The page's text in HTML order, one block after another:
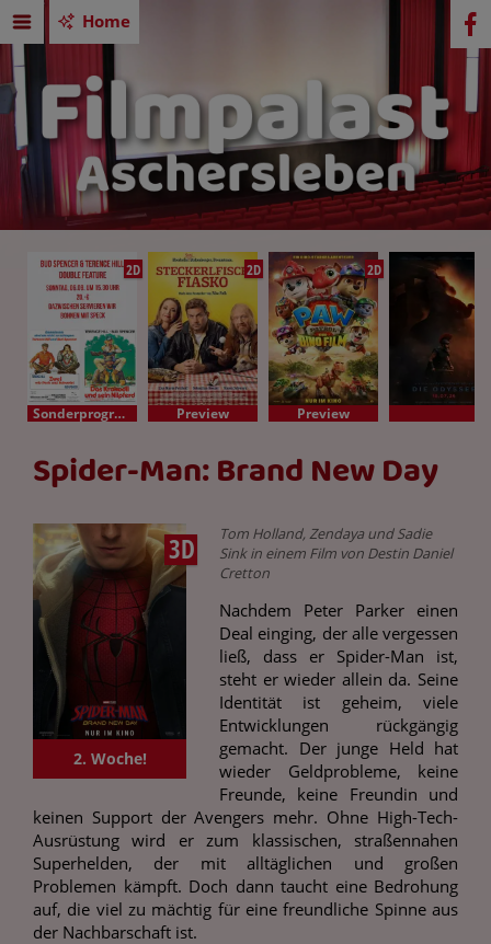
Home
2D
Sonderprogramm
2D
Preview
2D
Preview
Spider-Man: Brand New Day
3D
2. Woche!
Tom Holland, Zendaya und Sadie
Sink in einem Film von Destin Daniel
Cretton
Nachdem Peter Parker einen
Deal einging, der alle vergessen
ließ, dass er Spider-Man ist,
steht er wieder allein da. Seine
Identität ist geheim, viele
Entwicklungen rückgängig
gemacht. Der junge Held hat
wieder Geldprobleme, keine
Freunde, keine Freundin und
keinen Support der Avengers mehr. Ohne High-Tech-
Ausrüstung wird er zum klassischen, straßennahen
Superhelden, der mit alltäglichen und großen
Problemen kämpft. Doch dann taucht eine Bedrohung
auf, die viel zu mächtig für eine freundliche Spinne aus
der Nachbarschaft ist.